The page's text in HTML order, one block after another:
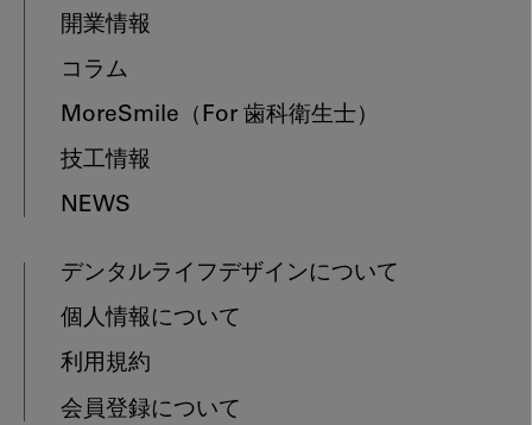
開業情報
コラム
MoreSmile （For 歯科衛生士）
技工情報
NEWS
デンタルライフデザインについて
個人情報について
利用規約
会員登録について